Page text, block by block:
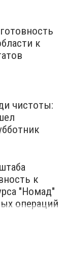
к
чистоты:
к
"Номад"
операций